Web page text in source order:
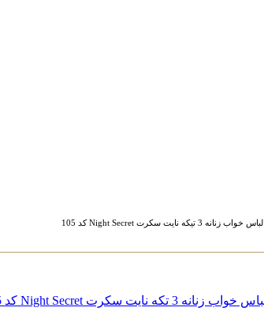
لباس خواب زنانه 3 تیکه نایت سکرت Night Secret کد 105